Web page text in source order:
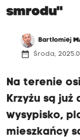
smrodu"
Bartłomiej
date_range Środa,
Na terenie
Krzyżu są
wysypisko,
mieszkańcy